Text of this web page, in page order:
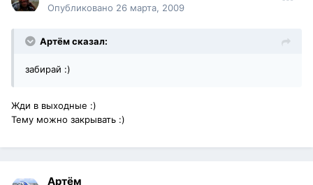
Опубликовано 26 марта, 2009
Артём сказал:
забирай :)
Жди в выходные :)
Тему можно закрывать :)
Артём